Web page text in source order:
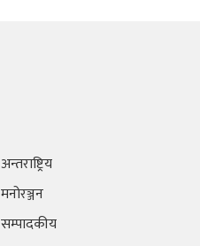
अन्तराष्ट्रिय
मनोरञ्जन
सम्पादकीय